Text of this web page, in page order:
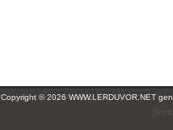
Copyright © 2026 WWW.LERDUVOR.NET